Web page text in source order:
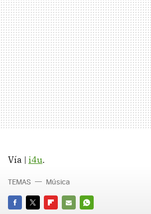
Vía | i4u.
TEMAS Música